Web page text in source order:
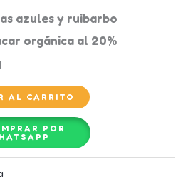
azules y ruibarbo
orgánica al 20%
AL CARRITO
POR